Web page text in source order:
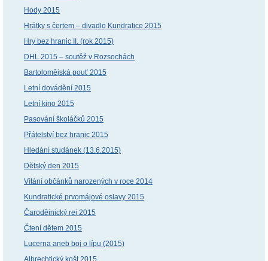
Hody 2015
Hrátky s čertem – divadlo Kundratice 2015
Hry bez hranic II. (rok 2015)
DHL 2015 – soutěž v Rozsochách
Bartolomějská pouť 2015
Letní dovádění 2015
Letní kino 2015
Pasování školáčků 2015
Přátelství bez hranic 2015
Hledání studánek (13.6.2015)
Dětský den 2015
Vítání občánků narozených v roce 2014
Kundratické prvomájové oslavy 2015
Čarodějnický rej 2015
Čtení dětem 2015
Lucerna aneb boj o lípu (2015)